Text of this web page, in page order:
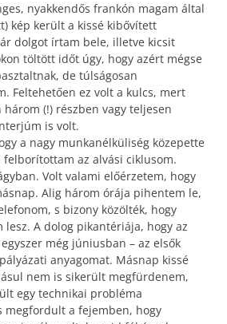
nyakkendős frankón magam által
kép került a kissé kibővített
dolgot írtam bele, illetve kicsit
töltött időt úgy, hogy azért mégse
de túlságosan
Feltehetően ez volt a kulcs, mert
(!) részben vagy teljesen
is volt.
a nagy munkanélküliség közepette
az alvási ciklusom.
Volt valami előérzetem, hogy
Alig három órája pihentem le,
s bizony közölték, hogy
A dolog pikantériája, hogy az
még júniusban – az elsők
anyagomat. Másnap kissé
nem is sikerült megfürdenem,
egy technikai probléma
megfordult a fejemben, hogy